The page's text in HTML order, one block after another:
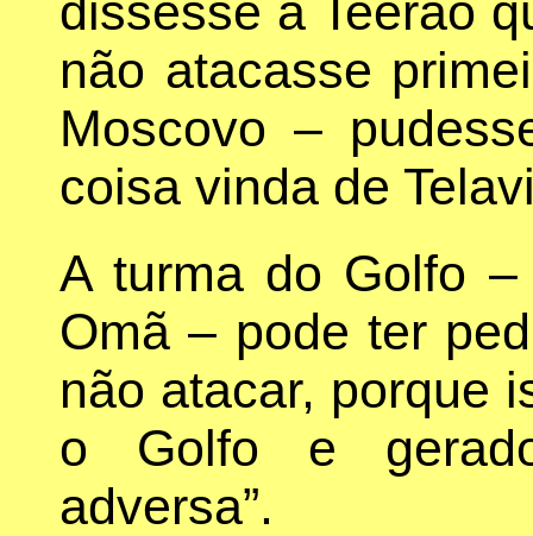
dissesse a Teerão
não atacasse
Moscovo –
coisa vinda de
A turma do Golfo
Omã – pode ter
não atacar, porque
o Golfo e
adversa”.